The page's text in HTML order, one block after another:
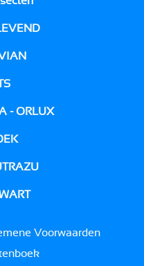
- ORLUX
Voorwaarden